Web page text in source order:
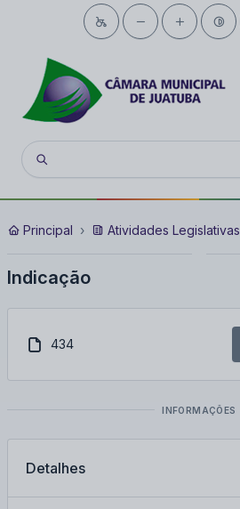
Principal Atividades Legislativas
Indicação
434
INFORMAÇÕES
Detalhes